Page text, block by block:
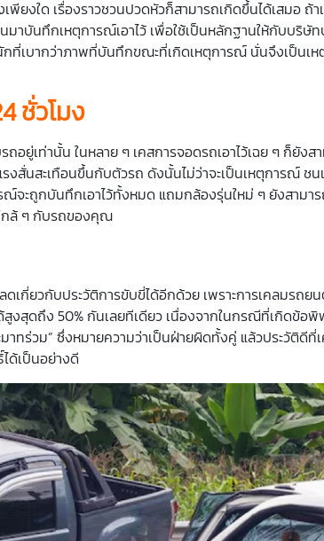
ยงใด เรื่องราวชวนปวดหัวก็สามารถเกิดขึ้นได้เสมอ ถ้
บันทึกเหตุการณ์เอาไว้ เพื่อใช้เป็นหลักฐานให้กับบริษั
ที่เบากว่าภาพที่บันทึกขณะที่เกิดเหตุการณ์ นั่นจึงเป็น
ชั่วโมง
อยู่เท่านั้น ในหลาย ๆ เคสการจอดรถเอาไว้เฉย ๆ ก็ยัง
สั่นสะเทือนขึ้นกับตัวรถ ดังนั้นไม่ว่าจะเป็นเหตุการณ์ ชน
ณ์จะถูกบันทึกเอาไว้ทั้งหมด แถมกล้องรุ่นใหม่ ๆ ยังสาม
ใกล้ ๆ กับรถของคุณ
กี่ยวกับประวัติการขับขี่ได้อีกด้วย เพราะการเคลมรถย
งสุดถึง 50% กันเลยทีเดียว เนื่องจากในกรณีที่เกิดข้
ร่วม” ซึ่งหมายความว่าเป็นฝ่ายผิดทั้งคู่ แล้วประวัติดีที่
ด้เป็นอย่างดี